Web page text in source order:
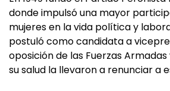
donde impulsó una mayor
mujeres en la vida política y
postuló como candidata a
oposición de las Fuerzas
su salud la llevaron a renunciar a